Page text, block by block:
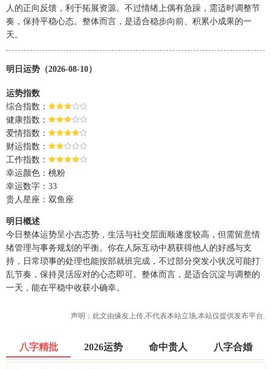
人的正向反馈，利于拓展资源。不过情绪上偶有急躁，需适时调整节
奏，保持平稳心态。整体而言，是适合稳步向前、积累小成果的一
天。
明日运势（2026-08-10）
运势指数
综合指数：
健康指数：
爱情指数：
财运指数：
工作指数：
幸运颜色：桃粉
幸运数字：33
贵人星座：双鱼座
明日概述
今日整体运势呈小吉态势，生活与社交层面顺遂度较高，但需留意情
绪管理与事务规划的平衡。你在人际互动中易获得他人的好感与支
持，日常琐事的处理也能按部就班完成，不过部分突发小状况可能打
乱节奏，保持灵活应对的心态即可。整体而言，是适合沉淀与调整的
一天，能在平稳中收获小确幸。
声明：此文由缘友上传,不代表本站立场,本站仅提供发布平台.
八字精批 2026运势 命中贵人 八字合婚